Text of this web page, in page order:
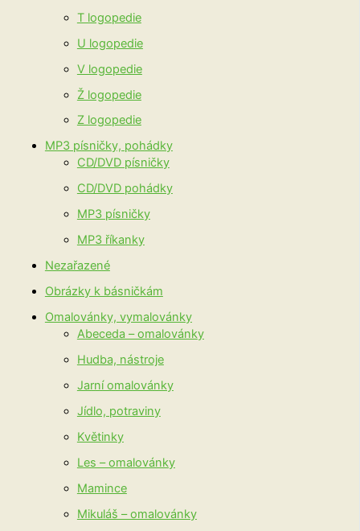
T logopedie
U logopedie
V logopedie
Ž logopedie
Z logopedie
MP3 písničky, pohádky
CD/DVD písničky
CD/DVD pohádky
MP3 písničky
MP3 říkanky
Nezařazené
Obrázky k básničkám
Omalovánky, vymalovánky
Abeceda – omalovánky
Hudba, nástroje
Jarní omalovánky
Jídlo, potraviny
Květinky
Les – omalovánky
Mamince
Mikuláš – omalovánky